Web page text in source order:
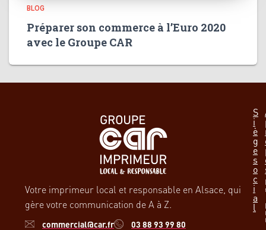
BLOG
Préparer son commerce à l’Euro 2020
avec le Groupe CAR
Votre imprimeur local et responsable en Alsace, qui
gère votre communication de A à Z.
commercial@car.fr 03 88 93 99 80
S
i
è
g
e
s
o
c
i
a
l